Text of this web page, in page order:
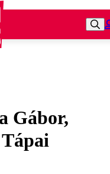
Gábor,